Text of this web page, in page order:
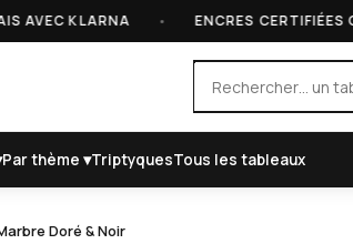
KLARNA • ENCRES CERTIFIÉES
Par thème ▾TriptyquesTous les tableaux
Doré & Noir